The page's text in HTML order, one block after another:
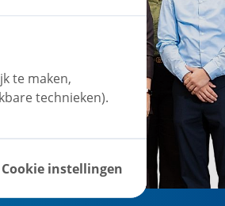
te maken,
technieken).
Cookie instellingen